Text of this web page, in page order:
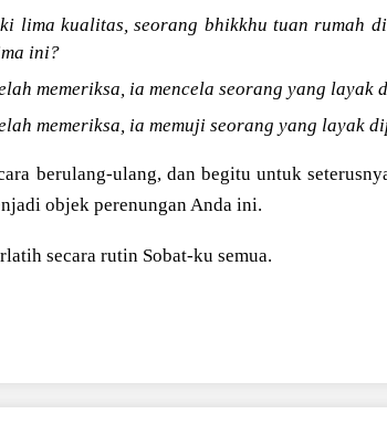
lima kualitas, seorang bhikkhu tuan rumah
ini?
memeriksa, ia mencela seorang yang layak
memeriksa, ia memuji seorang yang layak
berulang-ulang, dan begitu untuk
objek perenungan Anda ini.
secara rutin Sobat-ku semua.